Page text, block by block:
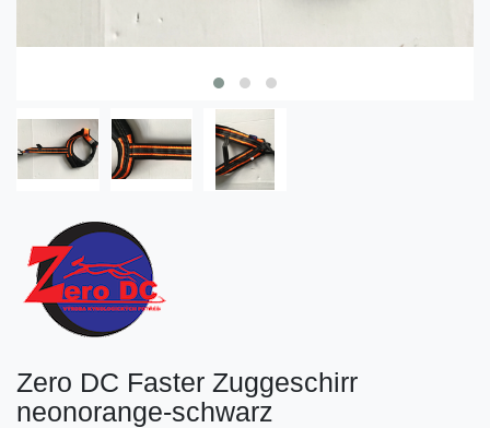
Zero DC Faster Zuggeschirr
neonorange-schwarz